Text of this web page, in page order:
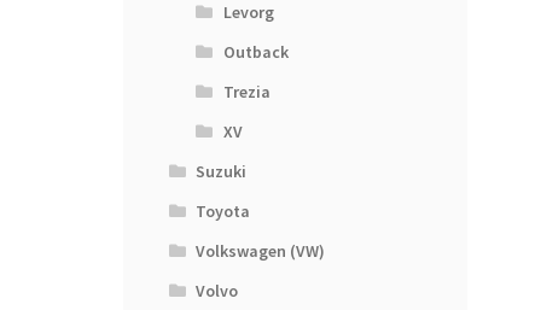
Levorg
Outback
Trezia
XV
Suzuki
Toyota
Volkswagen (VW)
Volvo